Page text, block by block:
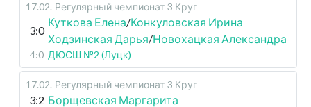
17.02. Регулярный чемпионат 3 Круг
3:0
Куткова Елена/Конкуловская Ирина
Ходзинская Дарья/Новохацкая Александра
4:0 ДЮСШ №2 (Луцк)
17.02. Регулярный чемпионат 3 Круг
3:2 Борщевская Маргарита